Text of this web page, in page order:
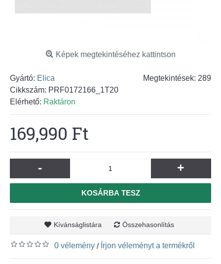
Képek megtekintéséhez kattintson
Megtekintések: 289
Gyártó: Elica
Cikkszám: PRF0172166_1T20
Elérhető: Raktáron
169,990 Ft
- +
KOSÁRBA TESZ
Kívánságlistára Összehasonlítás
0 vélemény / Írjon véleményt a termékről